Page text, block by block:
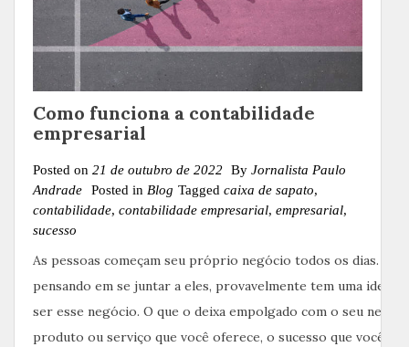
Como funciona a contabilidade
empresarial
Posted on 21 de outubro de 2022 By Jornalista Paulo
Andrade
Posted in Blog Tagged caixa de sapato,
contabilidade, contabilidade empresarial, empresarial,
sucesso
As pessoas começam seu próprio negócio todos os dias. Se
pensando em se juntar a eles, provavelmente tem uma ideia
ser esse negócio. O que o deixa empolgado com o seu
produto ou serviço que você oferece, o sucesso que você